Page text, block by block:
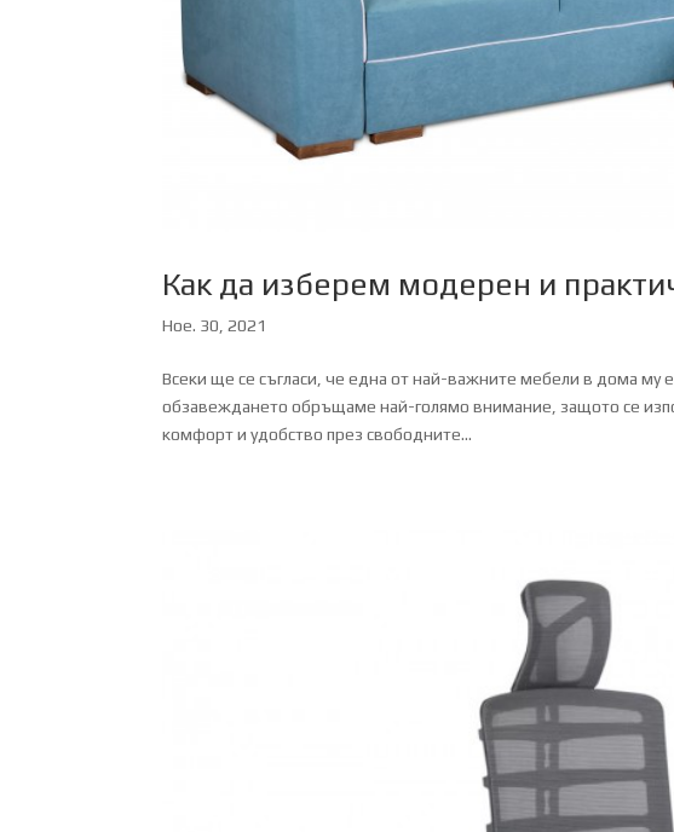
Как да изберем модерен и
Ное. 30, 2021
Всеки ще се съгласи, че една от най-важните мебели в дома му
обзавеждането обръщаме най-голямо внимание, защото се
комфорт и удобство през свободните...